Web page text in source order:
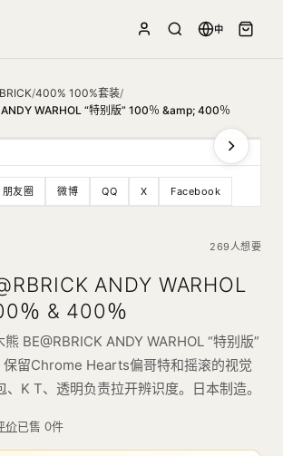
中
/400% 100%套装/
WARHOL “特别版” 100％ &amp; 400％
朋友圈 微博 QQ X Facebook
269人想要
ANDY WARHOL
％ & 400％
BE@RBRICK ANDY WARHOL “特别版”
留Chrome Hearts偏哥特和摇滚的视觉
K T、透明负责拉开辨识度。日本制造。
价已售 0件